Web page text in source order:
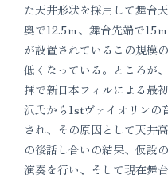
た天井形状を採用して舞台
奥で12.5ｍ、舞台先端で15
が設置されているこの規模
低くなっている。ところが
揮で新日本フィルによる最
沢氏から1stヴァイオリンの
され、その原因として天井
の後話し合いの結果、仮設
演奏を行い、そして現在舞